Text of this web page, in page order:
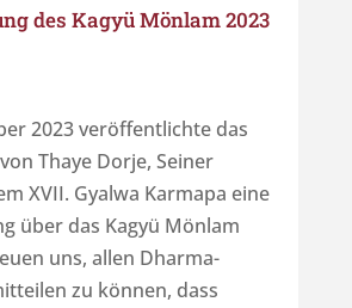
des Kagyü Mönlam 2023
2023 veröffentlichte das
Thaye Dorje, Seiner
XVII. Gyalwa Karmapa eine
über das Kagyü Mönlam
uns, allen Dharma-
zu können, dass